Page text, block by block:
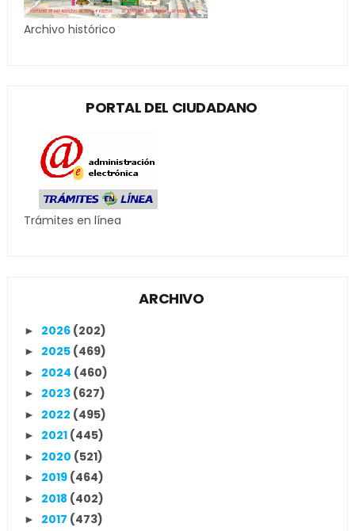
Archivo histórico
PORTAL DEL CIUDADANO
Trámites en línea
ARCHIVO
► 2026 (202)
► 2025 (469)
► 2024 (460)
► 2023 (627)
► 2022 (495)
► 2021 (445)
► 2020 (521)
► 2019 (464)
► 2018 (402)
► 2017 (473)